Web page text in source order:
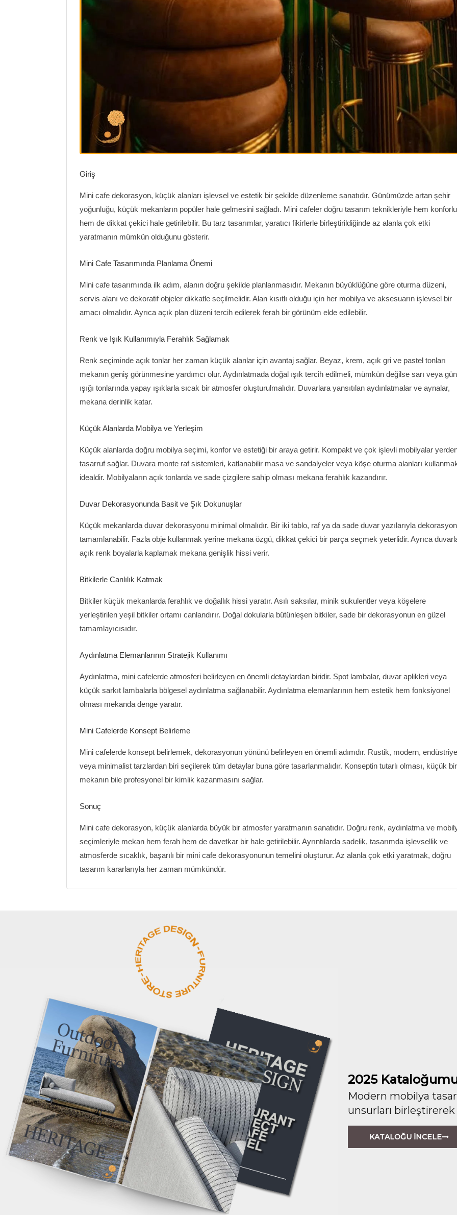
Giriş
Mini cafe dekorasyon, küçük alanları işlevsel ve estetik bir şekilde düzenleme sanatıdır. Günümüzde artan şehir
yoğunluğu, küçük mekanların popüler hale gelmesini sağladı. Mini cafeler doğru tasarım teknikleriyle hem konforlu
hem de dikkat çekici hale getirilebilir. Bu tarz tasarımlar, yaratıcı fikirlerle birleştirildiğinde az alanla çok etki
yaratmanın mümkün olduğunu gösterir.
Mini Cafe Tasarımında Planlama Önemi
Mini cafe tasarımında ilk adım, alanın doğru şekilde planlanmasıdır. Mekanın büyüklüğüne göre oturma düzeni,
servis alanı ve dekoratif objeler dikkatle seçilmelidir. Alan kısıtlı olduğu için her mobilya ve aksesuarın işlevsel bir
amacı olmalıdır. Ayrıca açık plan düzeni tercih edilerek ferah bir görünüm elde edilebilir.
Renk ve Işık Kullanımıyla Ferahlık Sağlamak
Renk seçiminde açık tonlar her zaman küçük alanlar için avantaj sağlar. Beyaz, krem, açık gri ve pastel tonları
mekanın geniş görünmesine yardımcı olur. Aydınlatmada doğal ışık tercih edilmeli, mümkün değilse sarı veya gün
ışığı tonlarında yapay ışıklarla sıcak bir atmosfer oluşturulmalıdır. Duvarlara yansıtılan aydınlatmalar ve aynalar,
mekana derinlik katar.
Küçük Alanlarda Mobilya ve Yerleşim
Küçük alanlarda doğru mobilya seçimi, konfor ve estetiği bir araya getirir. Kompakt ve çok işlevli mobilyalar
tasarruf sağlar. Duvara monte raf sistemleri, katlanabilir masa ve sandalyeler veya köşe oturma alanları
idealdir. Mobilyaların açık tonlarda ve sade çizgilere sahip olması mekana ferahlık kazandırır.
Duvar Dekorasyonunda Basit ve Şık Dokunuşlar
Küçük mekanlarda duvar dekorasyonu minimal olmalıdır. Bir iki tablo, raf ya da sade duvar yazılarıyla dekorasyon
tamamlanabilir. Fazla obje kullanmak yerine mekana özgü, dikkat çekici bir parça seçmek yeterlidir. Ayrıca
açık renk boyalarla kaplamak mekana genişlik hissi verir.
Bitkilerle Canlılık Katmak
Bitkiler küçük mekanlarda ferahlık ve doğallık hissi yaratır. Asılı saksılar, minik sukulentler veya köşelere
yerleştirilen yeşil bitkiler ortamı canlandırır. Doğal dokularla bütünleşen bitkiler, sade bir dekorasyonun en güzel
tamamlayıcısıdır.
Aydınlatma Elemanlarının Stratejik Kullanımı
Aydınlatma, mini cafelerde atmosferi belirleyen en önemli detaylardan biridir. Spot lambalar, duvar aplikleri veya
küçük sarkıt lambalarla bölgesel aydınlatma sağlanabilir. Aydınlatma elemanlarının hem estetik hem fonksiyonel
olması mekanda denge yaratır.
Mini Cafelerde Konsept Belirleme
Mini cafelerde konsept belirlemek, dekorasyonun yönünü belirleyen en önemli adımdır. Rustik, modern,
veya minimalist tarzlardan biri seçilerek tüm detaylar buna göre tasarlanmalıdır. Konseptin tutarlı olması, küçük bir
mekanın bile profesyonel bir kimlik kazanmasını sağlar.
Sonuç
Mini cafe dekorasyon, küçük alanlarda büyük bir atmosfer yaratmanın sanatıdır. Doğru renk, aydınlatma ve
seçimleriyle mekan hem ferah hem de davetkar bir hale getirilebilir. Ayrıntılarda sadelik, tasarımda işlevsellik ve
atmosferde sıcaklık, başarılı bir mini cafe dekorasyonunun temelini oluşturur. Az alanla çok etki yaratmak, doğru
tasarım kararlarıyla her zaman mümkündür.
2025
Modern mobilya
unsurları
KATALOĞU İNCELE